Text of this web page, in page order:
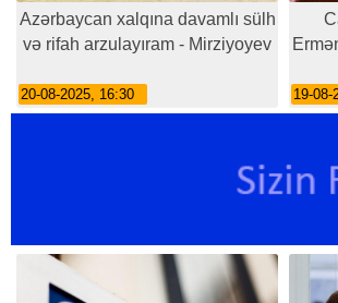
Azərbaycan xalqına davamlı sülh
və rifah arzulayıram - Mirziyoyev
20-08-2025, 16:30 19-08-